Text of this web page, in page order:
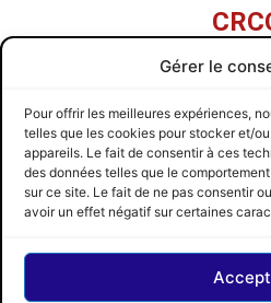
Gérer le
Pour offrir les meilleures expériences,
telles que les cookies pour stocker et/
appareils. Le fait de consentir à ces
des données telles que le
sur ce site. Le fait de ne pas consentir
avoir un effet négatif sur certaines
Toutes les
PRÉCÉDENT
Inscription pour St-Aimé-des-Lacs
CRCCQ © 2026